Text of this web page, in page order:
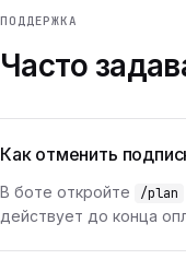
ПОДДЕРЖКА
Часто
Как отменить
В боте откройте /plan
действует до конца